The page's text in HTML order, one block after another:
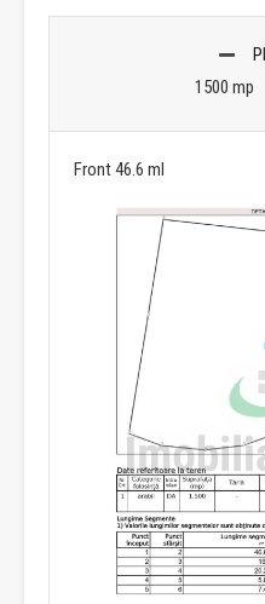
1500 mp
Front 46.6 ml